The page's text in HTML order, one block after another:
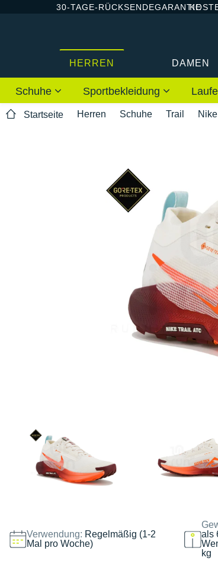
30-TAGE-RÜCKSENDEGARANTIE
HERREN DAMEN
Schuhe Sportbekleidung
Startseite Herren Schuhe Trail Nike
Verwendung: Regelmäßig (1-2
Mal pro Woche)
als
kg